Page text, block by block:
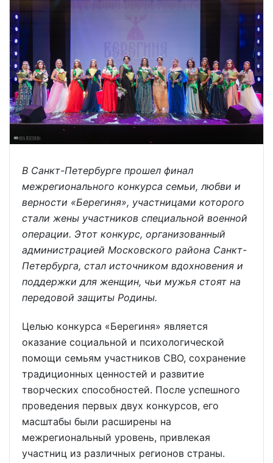
В Санкт-Петербурге прошел финал
межрегионального конкурса семьи, любви и
верности «Берегиня», участницами которого
стали жены участников специальной военной
операции. Этот конкурс, организованный
администрацией Московского района Санкт-
Петербурга, стал источником вдохновения и
поддержки для женщин, чьи мужья стоят на
передовой защиты Родины.
Целью конкурса «Берегиня» является
оказание социальной и психологической
помощи семьям участников СВО, сохранение
традиционных ценностей и развитие
творческих способностей. После успешного
проведения первых двух конкурсов, его
масштабы были расширены на
межрегиональный уровень, привлекая
участниц из различных регионов страны.